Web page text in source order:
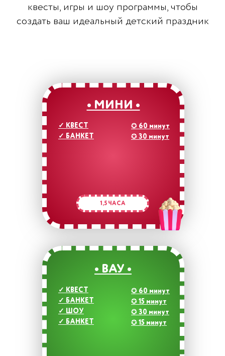
квесты, игры и шоу программы, чтобы
создать ваш идеальный детский праздник
• МИНИ •
✓ КВЕСТ
✓ БАНКЕТ
1,5 ЧАСА
• ВАУ •
✓ КВЕСТ
✓ БАНКЕТ
✓ ШОУ
✓ БАНКЕТ
✪ 60 минут
✪ 15 минут
✪ 30 минут
✪ 15 минут
✪ 60 минут
✪ 30 минут